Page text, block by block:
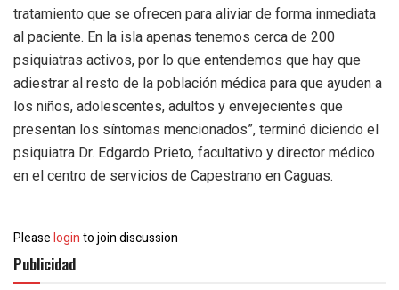
tratamiento que se ofrecen para aliviar de forma inmediata
al paciente. En la isla apenas tenemos cerca de 200
psiquiatras activos, por lo que entendemos que hay que
adiestrar al resto de la población médica para que ayuden a
los niños, adolescentes, adultos y envejecientes que
presentan los síntomas mencionados”, terminó diciendo el
psiquiatra Dr. Edgardo Prieto, facultativo y director médico
en el centro de servicios de Capestrano en Caguas.
Pleaseloginto join discussion
Publicidad